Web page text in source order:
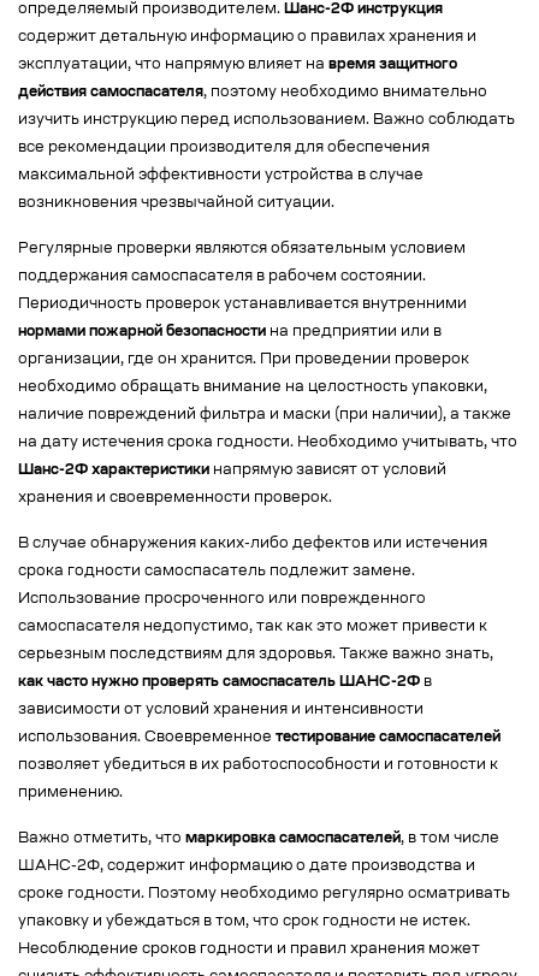
определяемый производителем. Шанс-2Ф инструкция
содержит детальную информацию о правилах хранения и
эксплуатации, что напрямую влияет на время защитного
действия самоспасателя, поэтому необходимо внимательно
изучить инструкцию перед использованием. Важно соблюдать
все рекомендации производителя для обеспечения
максимальной эффективности устройства в случае
возникновения чрезвычайной ситуации.
Регулярные проверки являются обязательным условием
поддержания самоспасателя в рабочем состоянии.
Периодичность проверок устанавливается внутренними
нормами пожарной безопасности на предприятии или в
организации, где он хранится. При проведении проверок
необходимо обращать внимание на целостность упаковки,
наличие повреждений фильтра и маски (при наличии), а также
на дату истечения срока годности. Необходимо учитывать, что
Шанс-2Ф характеристики напрямую зависят от условий
хранения и своевременности проверок.
В случае обнаружения каких-либо дефектов или истечения
срока годности самоспасатель подлежит замене.
Использование просроченного или поврежденного
самоспасателя недопустимо, так как это может привести к
серьезным последствиям для здоровья. Также важно знать,
как часто нужно проверять самоспасатель ШАНС-2Ф в
зависимости от условий хранения и интенсивности
использования. Своевременное тестирование самоспасателей
позволяет убедиться в их работоспособности и готовности к
применению.
Важно отметить, что маркировка самоспасателей, в том числе
ШАНС-2Ф, содержит информацию о дате производства и
сроке годности. Поэтому необходимо регулярно осматривать
упаковку и убеждаться в том, что срок годности не истек.
Несоблюдение сроков годности и правил хранения может